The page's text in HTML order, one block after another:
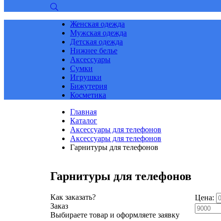
Женская одежда
Мужская одежда
Детская одежда
Нижнее белье
Аксессуары
Сумки
Игрушки
Бижутерия
Косметика
Главная
Каталог
Аксессуары для телефонов
Аксессуары для телефонов
Гарнитуры для телефонов
Гарнитуры для телефонов
Как заказать?
Заказ
Выбираете товар и оформляете заявку
Цена: